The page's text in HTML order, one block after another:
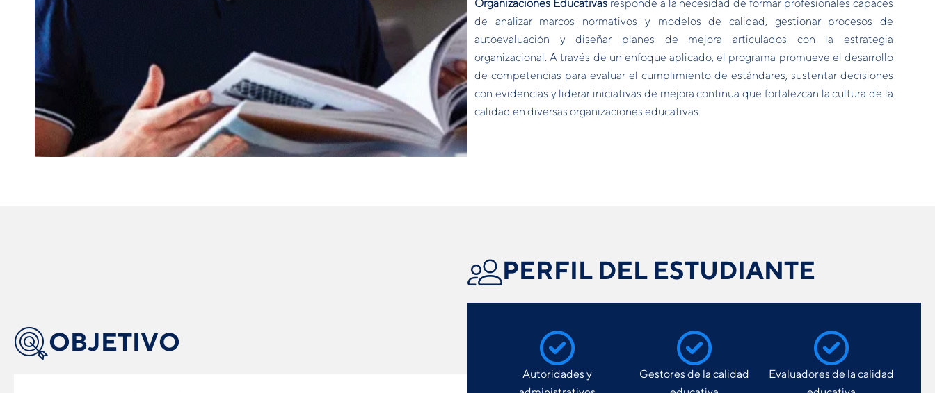
Organizaciones Educativasresponde a la necesidad de formar profesionales capaces
de analizar marcos normativos y modelos de calidad, gestionar procesos de
autoevaluación y diseñar planes de mejora articulados con la estrategia
organizacional. A través de un enfoque aplicado, el programa promueve el desarrollo
de competencias para evaluar el cumplimiento de estándares, sustentar decisiones
con evidencias y liderar iniciativas de mejora continua que fortalezcan la cultura de la
calidad en diversas organizaciones educativas.
OBJETIVO
PERFIL DEL ESTUDIANTE
Autoridades y
Gestores de la calidad
Evaluadores de la calidad